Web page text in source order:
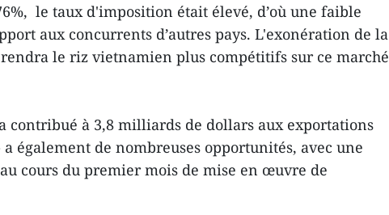
le taux d'imposition était élevé, d’où une faible
aux concurrents d’autres pays. L'exonération de la
le riz vietnamien plus compétitifs sur ce marché
contribué à 3,8 milliards de dollars aux exportations
également de nombreuses opportunités, avec une
cours du premier mois de mise en œuvre de